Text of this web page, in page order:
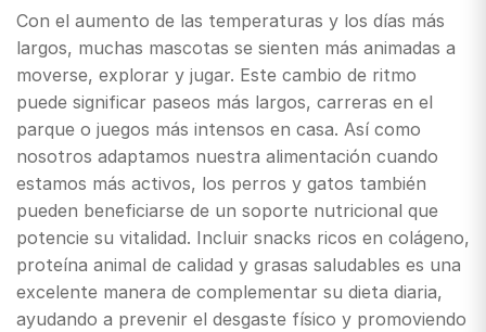
Con el aumento de las temperaturas y los días más
largos, muchas mascotas se sienten más animadas a
moverse, explorar y jugar. Este cambio de ritmo
puede significar paseos más largos, carreras en el
parque o juegos más intensos en casa. Así como
nosotros adaptamos nuestra alimentación cuando
estamos más activos, los perros y gatos también
pueden beneficiarse de un soporte nutricional que
potencie su vitalidad. Incluir snacks ricos en colágeno,
proteína animal de calidad y grasas saludables es una
excelente manera de complementar su dieta diaria,
ayudando a prevenir el desgaste físico y promoviendo